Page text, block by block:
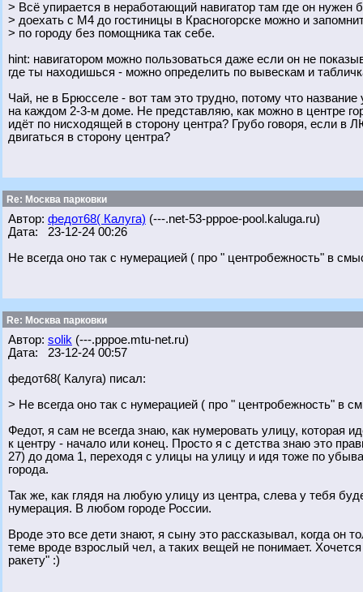
> Всё упирается в неработающий навигатор там где он нужен
> доехать с М4 до гостиницы в Красногорске можно и
> по городу без помощника так себе.
hint: навигатором можно пользоваться даже если он не
где ты находишься - можно определить по вывескам и
Чай, не в Брюсселе - вот там это трудно, потому что
на каждом 2-3-м доме. Не представляю, как можно в центре
идёт по нисходящей в сторону центра? Грубо говоря, если
двигаться в сторону центра?
Re: Москва парковки
Автор: федот68( Калуга) (---.net-53-pppoe-pool.kaluga.ru)
Дата: 23-12-24 00:26
Не всегда оно так с нумерацией ( про " центробежность" в
Re: Москва парковки
Автор: solik (---.pppoe.mtu-net.ru)
Дата: 23-12-24 00:57
федот68( Калуга) писал:
> Не всегда оно так с нумерацией ( про " центробежность" в
Федот, я сам не всегда знаю, как нумеровать улицу, которая
к центру - начало или конец. Просто я с детства знаю это
27) до дома 1, переходя с улицы на улицу и идя тоже по
города.
Так же, как глядя на любую улицу из центра, слева у тебя
нумерация. В любом городе России.
Вроде это все дети знают, я сыну это рассказывал, когда
теме вроде взрослый чел, а таких вещей не понимает.
ракету" :)